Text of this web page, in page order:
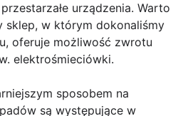
urządzenia. Warto
sklep, w którym dokonaliśmy
oferuje możliwość zwrotu
elektrośmieciówki.
sposobem na
są występujące w